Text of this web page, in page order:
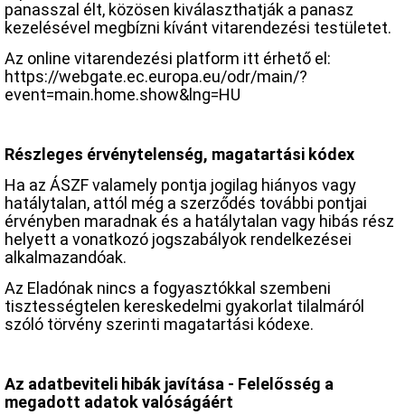
panasszal élt, közösen kiválaszthatják a panasz
kezelésével megbízni kívánt vitarendezési testületet.
Az online vitarendezési platform itt érhető el:
https://webgate.ec.europa.eu/odr/main/?
event=main.home.show&lng=HU
Részleges érvénytelenség, magatartási kódex
Ha az ÁSZF valamely pontja jogilag hiányos vagy
hatálytalan, attól még a szerződés további pontjai
érvényben maradnak és a hatálytalan vagy hibás rész
helyett a vonatkozó jogszabályok rendelkezései
alkalmazandóak.
Az Eladónak nincs a fogyasztókkal szembeni
tisztességtelen kereskedelmi gyakorlat tilalmáról
szóló törvény szerinti magatartási kódexe.
Az adatbeviteli hibák javítása - Felelősség a
megadott adatok valóságáért